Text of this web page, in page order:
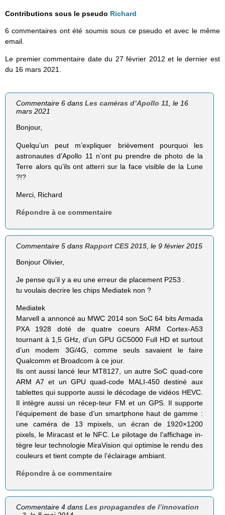
Contributions sous le pseudo Richard
6 commentaires ont été soumis sous ce pseudo et avec le même
email.
Le premier commentaire date du 27 février 2012 et le dernier est
du 16 mars 2021.
Commentaire 6 dansLes caméras d’Apollo 11, le 16
mars 2021
Bonjour,
Quelqu’un peut m’expliquer brièvement pourquoi les
astronautes d’Apollo 11 n’ont pu prendre de photo de la
Terre alors qu’ils ont atterri sur la face visible de la Lune
?!?
Merci, Richard
Répondre à ce commentaire
Commentaire 5 dansRapport CES 2015 , le 9 février 2015
Bonjour Olivier,
Je pense qu’il y a eu une erreur de placement P253 .
tu voulais decrire les chips Mediatek non ?
Mediatek
Marvell a annoncé au MWC 2014 son SoC 64 bits Armada
PXA 1928 doté de quatre coeurs ARM Cortex-A53
tournant à 1,5 GHz, d’un GPU GC5000 Full HD et surtout
d’un modem 3G/4G, comme seuls savaient le faire
Qualcomm et Broadcom à ce jour.
Ils ont aussi lancé leur MT8127, un autre SoC quad-core
ARM A7 et un GPU quad-code MALI-450 destiné aux
tablettes qui supporte aussi le décodage de vidéos HEVC.
Il intègre aussi un récep-teur FM et un GPS. Il supporte
l’équipement de base d’un smartphone haut de gamme :
une caméra de 13 mpixels, un écran de 1920×1200
pixels, le Miracast et le NFC. Le pilotage de l’affichage in-
tègre leur technologie MiraVision qui optimise le rendu des
couleurs et tient compte de l’éclairage ambiant.
Répondre à ce commentaire
Commentaire 4 dansLes propagandes de l’innovation